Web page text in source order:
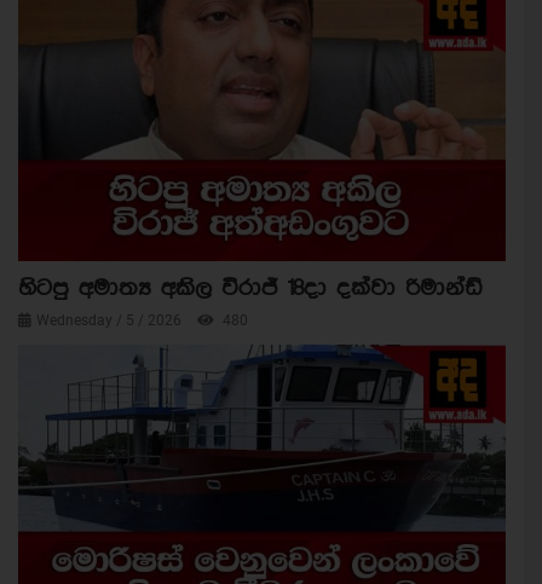
හිටපු අමාත්‍ය අකිල විරාජ් 18දා දක්වා රිමාන්ඩ්
Wednesday / 5 / 2026 480